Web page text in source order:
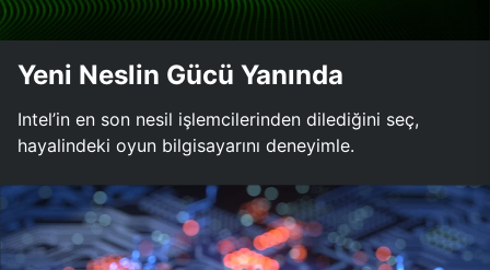
Yeni Neslin Gücü Yanında
Intel’in en son nesil işlemcilerinden dilediğini seç,
hayalindeki oyun bilgisayarını deneyimle.